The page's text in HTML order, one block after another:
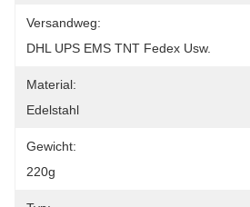
Versandweg:
DHL UPS EMS TNT Fedex Usw.
Material:
Edelstahl
Gewicht:
220g